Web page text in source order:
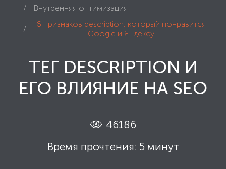
Внутренняя оптимизация
6 признаков description, который понравится
Google и Яндексу
ТЕГ DESCRIPTION И
ЕГО ВЛИЯНИЕ НА SEO
46186
Время прочтения: 5 минут